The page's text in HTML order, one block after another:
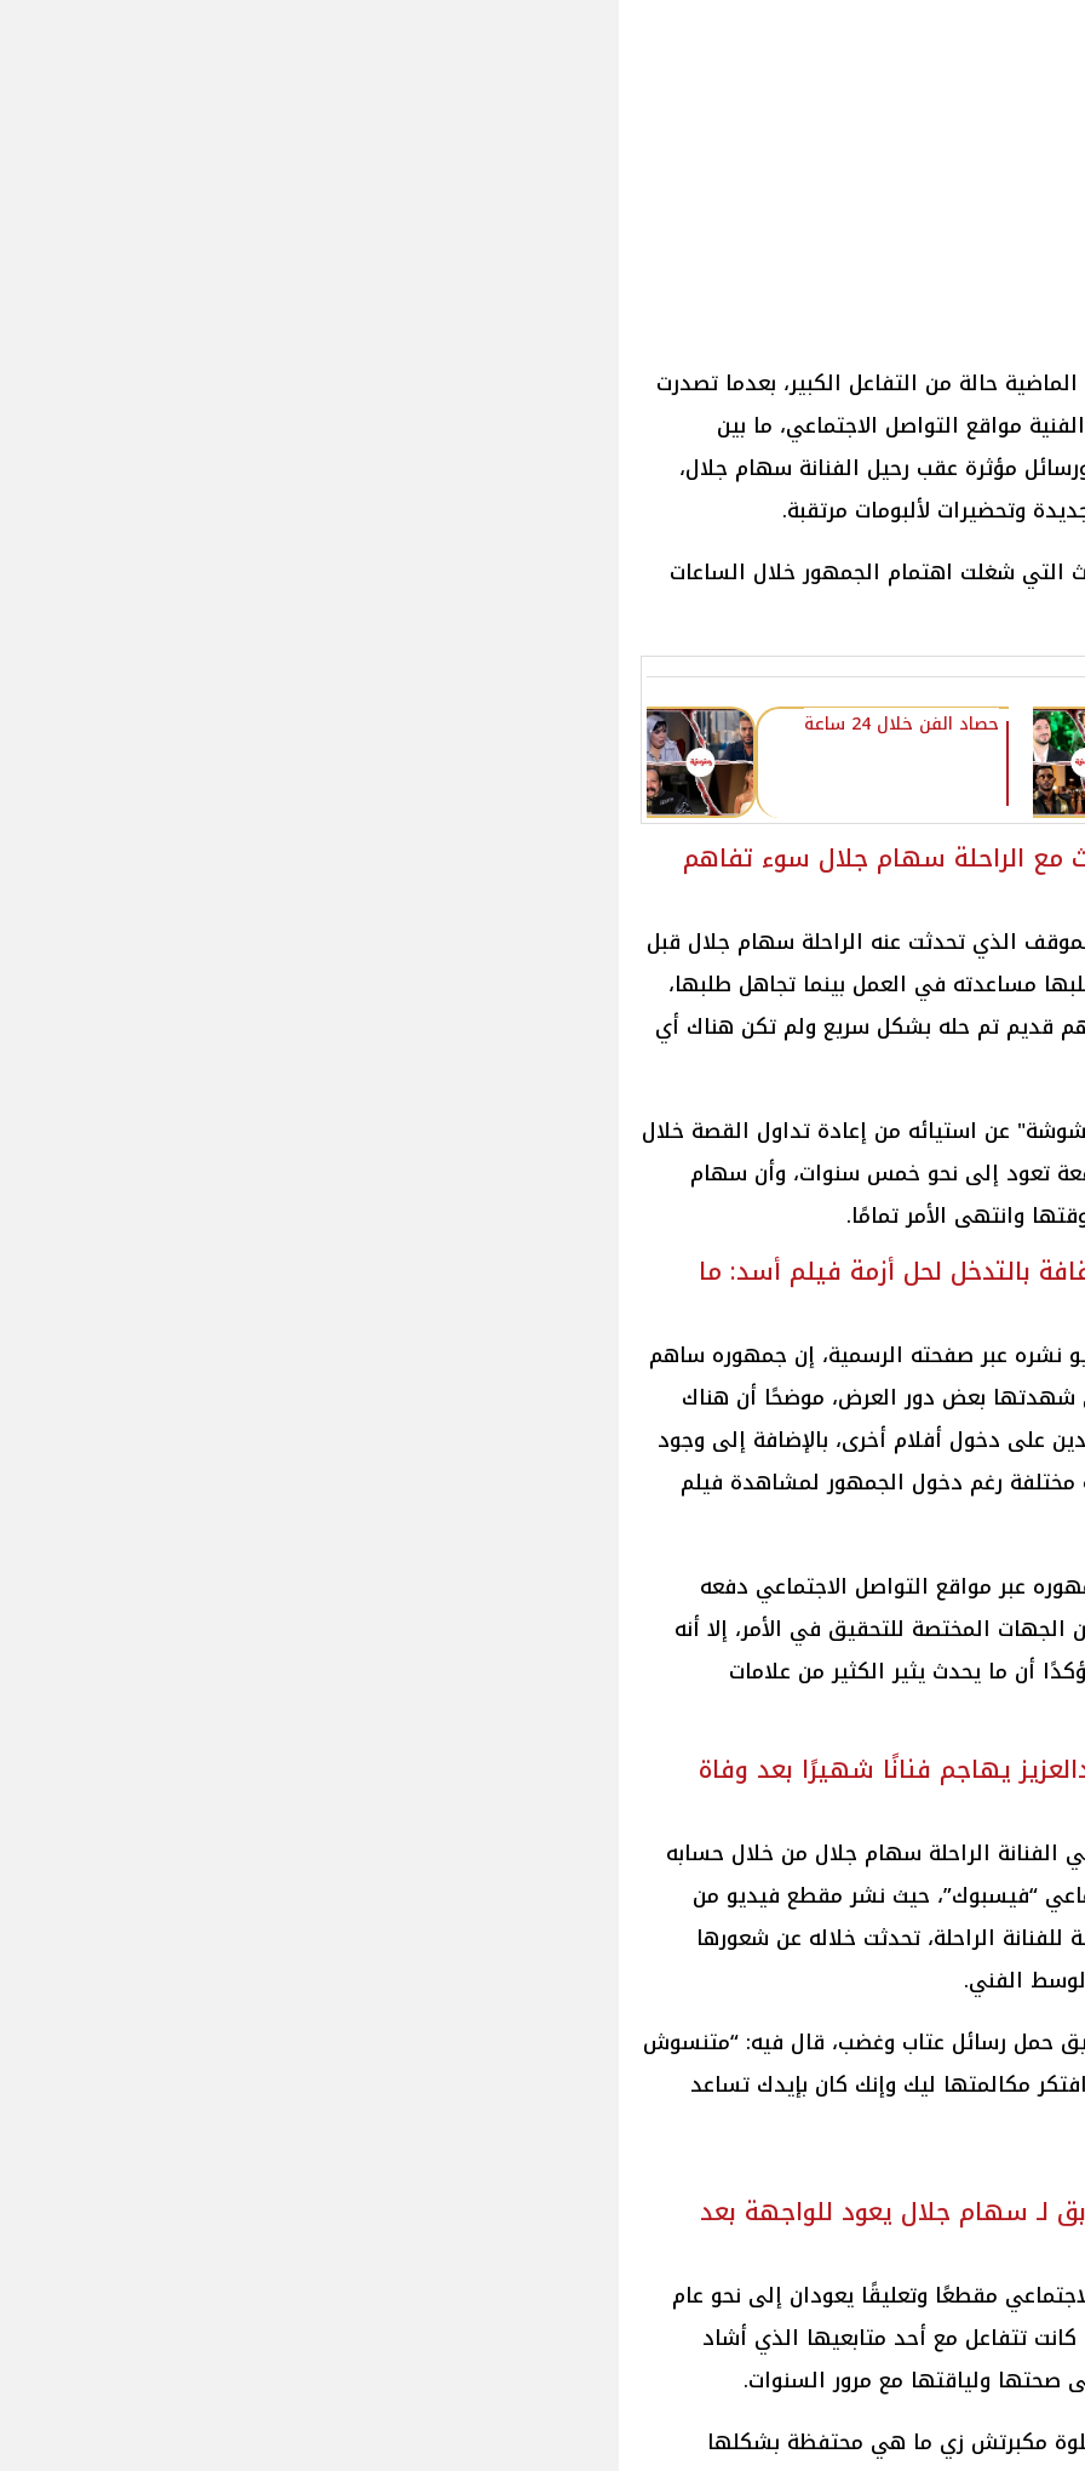
حالة من التفاعل الكبير، بعدما تصدرت
مواقع التواصل الاجتماعي، ما بين
مؤثرة عقب رحيل الفنانة سهام جلال،
وتحضيرات لألبومات مرتقبة.
التي شغلت اهتمام الجمهور خلال الساعات
حصاد الفن خلال 24 ساعة
مع الراحلة سهام جلال سوء تفاهم
الذي تحدثت عنه الراحلة سهام جلال قبل
مساعدته في العمل بينما تجاهل طلبها،
قديم تم حله بشكل سريع ولم تكن هناك أي
عن استيائه من إعادة تداول القصة خلال
تعود إلى نحو خمس سنوات، وأن سهام
وانتهى الأمر تمامًا.
بالتدخل لحل أزمة فيلم أسد: ما
عبر صفحته الرسمية، إن جمهوره ساهم
بعض دور العرض، موضحًا أن هناك
على دخول أفلام أخرى، بالإضافة إلى وجود
مختلفة رغم دخول الجمهور لمشاهدة فيلم
عبر مواقع التواصل الاجتماعي دفعه
المختصة للتحقيق في الأمر، إلا أنه
أن ما يحدث يثير الكثير من علامات
يهاجم فنانًا شهيرًا بعد وفاة
الفنانة الراحلة سهام جلال من خلال حسابه
“فيسبوك”، حيث نشر مقطع فيديو من
للفنانة الراحلة، تحدثت خلاله عن شعورها
الفني.
حمل رسائل عتاب وغضب، قال فيه: “متنسوش
مكالمتها ليك وإنك كان بإيدك تساعد
لـ سهام جلال يعود للواجهة بعد
مقطعًا وتعليقًا يعودان إلى نحو عام
تتفاعل مع أحد متابعيها الذي أشاد
ولياقتها مع مرور السنوات.
مكبرتش زي ما هي محتفظة بشكلها